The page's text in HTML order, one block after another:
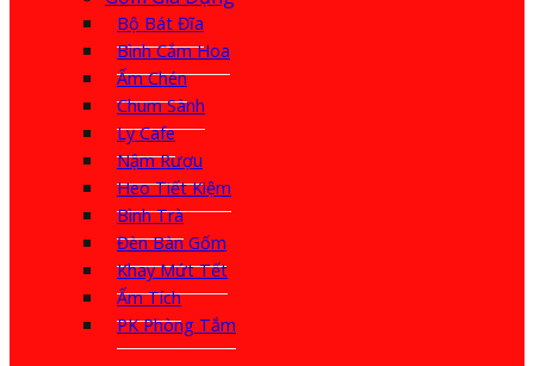
Bộ Bát Đĩa
Bình Cắm Hoa
Ấm Chén
Chum Sành
Ly Cafe
Nậm Rượu
Heo Tiết Kiệm
Bình Trà
Đèn Bàn Gốm
Khay Mứt Tết
Ấm Tích
PK Phòng Tắm